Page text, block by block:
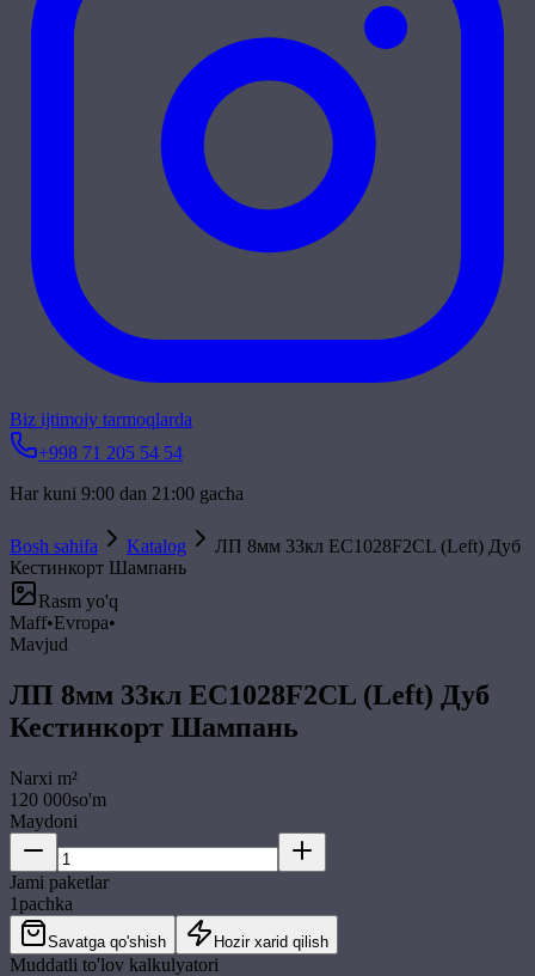
Biz ijtimoiy tarmoqlarda
+998 71 205 54 54
Har kuni 9:00 dan 21:00 gacha
Bosh sahifa Katalog
ЛП 8мм 33кл EC1028F2CL (Left) Дуб
Кестинкорт Шампань
Rasm yo'q
Maff•Evropa•
Mavjud
ЛП 8мм 33кл EC1028F2CL (Left) Дуб
Кестинкорт Шампань
Narxi m²
120 000so'm
Maydoni
Jami paketlar
1pachka
Savatga qo'shish Hozir xarid qilish
Muddatli to'lov kalkulyatori